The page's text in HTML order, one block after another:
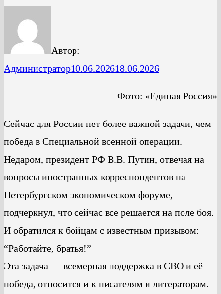
Автор:
Администратор10.06.202618.06.2026
Фото: «Единая Россия»
Сейчас для России нет более важной задачи, чем
победа в Специальной военной операции.
Недаром, президент РФ В.В. Путин, отвечая на
вопросы иностранных корреспондентов на
Петербургском экономическом форуме,
подчеркнул, что сейчас всё решается на поле боя.
И обратился к бойцам с известным призывом:
“Работайте, братья!”
Эта задача — всемерная поддержка в СВО и её
победа, относится и к писателям и литераторам.